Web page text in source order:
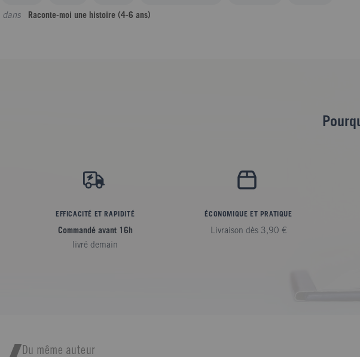
dans Raconte-moi une histoire (4-6 ans)
EFFICACITÉ ET RAPIDITÉ
Commandé avant 16h
livré demain
ÉCONOMIQUE ET PRATIQUE
Livraison dès 3,90 €
Du même auteur